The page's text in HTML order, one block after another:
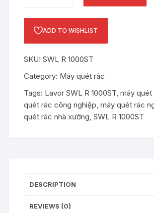
công
nghiệp
SWL
R
quantity
ADD TO WISHLIST
SKU:SWL R 1000ST
Category: Máy quét rác
Tags: Lavor SWL R 1000ST,máy quét
quét rác công nghiệp,máy quét rác
quét rác nhà xưởng,SWL R 1000ST
DESCRIPTION
REVIEWS (0)